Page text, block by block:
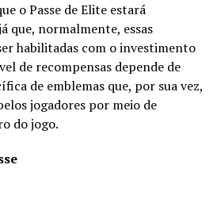
o Passe de Elite estará
que, normalmente, essas
habilitadas com o investimento
de recompensas depende de
de emblemas que, por sua vez,
jogadores por meio de
do jogo.